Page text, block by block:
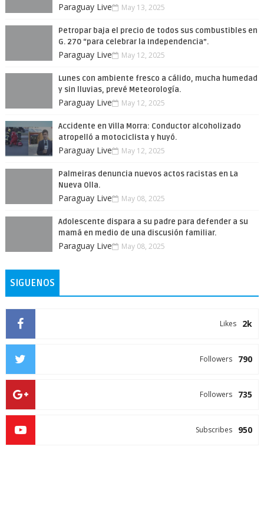
Paraguay Live May 13, 2025
Petropar baja el precio de todos sus combustibles en
G. 270 “para celebrar la Independencia”.
Paraguay Live May 12, 2025
Lunes con ambiente fresco a cálido, mucha humedad
y sin lluvias, prevé Meteorología.
Paraguay Live May 12, 2025
Accidente en Villa Morra: Conductor alcoholizado
atropelló a motociclista y huyó.
Paraguay Live May 12, 2025
Palmeiras denuncia nuevos actos racistas en La
Nueva Olla.
Paraguay Live May 08, 2025
Adolescente dispara a su padre para defender a su
mamá en medio de una discusión familiar.
Paraguay Live May 08, 2025
SIGUENOS
2k
Likes
790
Followers
735
Followers
950
Subscribes